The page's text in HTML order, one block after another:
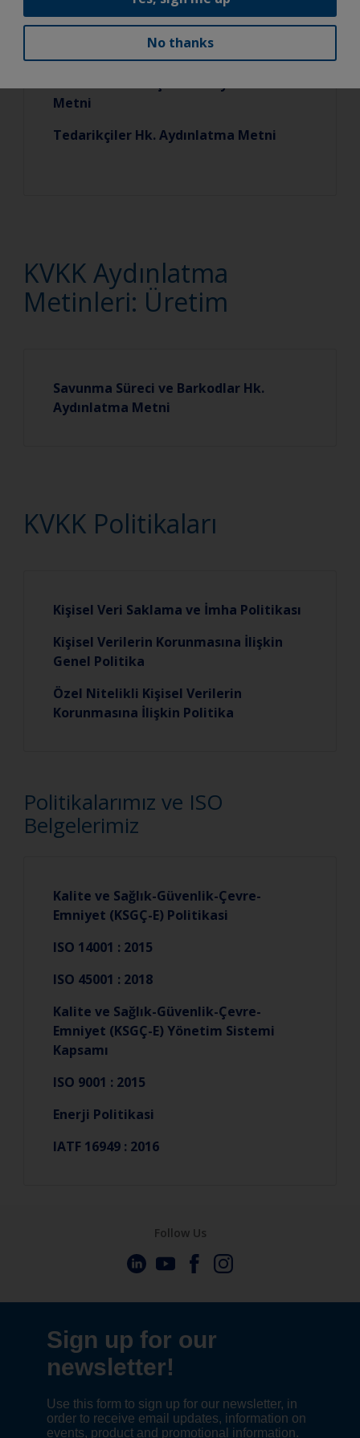
Metni
Tedarikçiler Hk. Aydınlatma Metni
KVKK Aydınlatma
Metinleri: Üretim
Savunma Süreci ve Barkodlar Hk.
Aydınlatma Metni
KVKK Politikaları
Kişisel Veri Saklama ve İmha Politikası
Kişisel Verilerin Korunmasına İlişkin
Genel Politika
Özel Nitelikli Kişisel Verilerin
Korunmasına İlişkin Politika
Politikalarımız ve ISO
Belgelerimiz
Kalite ve Sağlık-Güvenlik-Çevre-
Emniyet (KSGÇ-E) Politikasi
ISO 14001 : 2015
ISO 45001 : 2018
Kalite ve Sağlık-Güvenlik-Çevre-
Emniyet (KSGÇ-E) Yönetim Sistemi
Kapsamı
ISO 9001 : 2015
Enerji Politikasi
IATF 16949 : 2016
No thanks
Follow Us